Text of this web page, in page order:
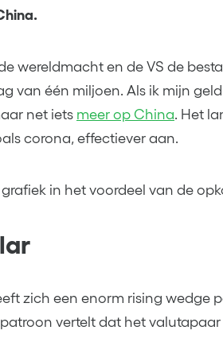
wereldmacht en de VS de
van één miljoen. Als ik mijn
net iets meer op China. Het
corona, effectiever aan.
in het voordeel van de
zich een enorm rising wedge
vertelt dat het